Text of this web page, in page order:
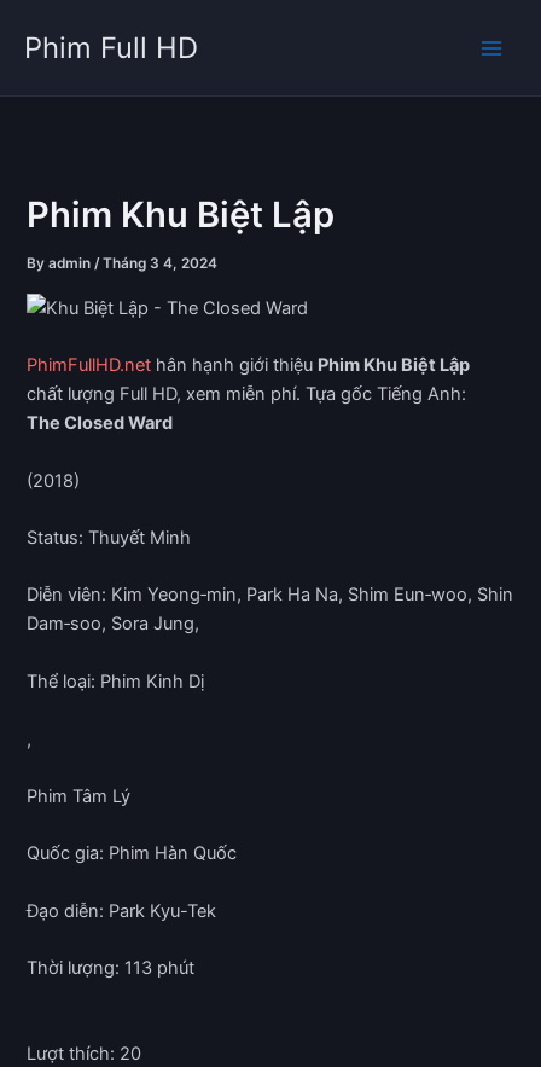
Phim Full HD
Phim Khu Biệt Lập
Byadmin/Tháng 3 4, 2024
PhimFullHD.net hân hạnh giới thiệu Phim Khu Biệt Lập
chất lượng Full HD, xem miễn phí. Tựa gốc Tiếng Anh:
The Closed Ward
(2018)
Status: Thuyết Minh
Diễn viên: Kim Yeong‑min, Park Ha Na, Shim Eun‑woo, Shin
Dam‑soo, Sora Jung,
Thể loại: Phim Kinh Dị
,
Phim Tâm Lý
Quốc gia: Phim Hàn Quốc
Đạo diễn: Park Kyu-Tek
Thời lượng: 113 phút
Lượt thích: 20